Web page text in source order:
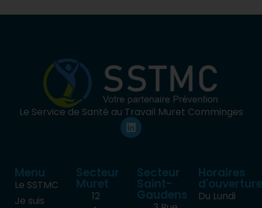
Le Service de Santé au Travail Muret Comminges
Menu
Le SSTMC
Je suis
Secteur
Muret
12
Secteur
Saint-
Gaudens
Horaires
d'ouverture
Du Lundi